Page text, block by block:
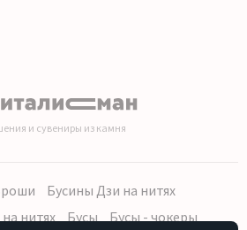
и сувениры из камня
Бусины Дзи на нитях
нитях
Бусы Бусы - чокеры